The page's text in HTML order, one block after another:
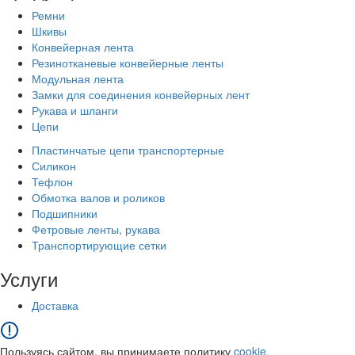
Ремни
Шкивы
Конвейерная лента
Резинотканевые конвейерные ленты
Модульная лента
Замки для соединения конвейерных лент
Рукава и шланги
Цепи
Пластинчатые цепи транспортерные
Силикон
Тефлон
Обмотка валов и роликов
Подшипники
Фетровые ленты, рукава
Транспортирующие сетки
Услуги
Доставка
Пользуясь сайтом, вы принимаете политику cookie.